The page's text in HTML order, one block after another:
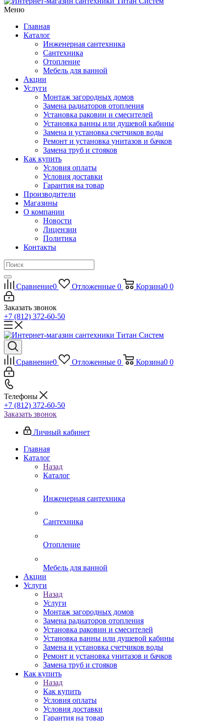
Меню
Главная
Каталог
Инженерная сантехника
Сантехника
Отопление
Мебель для ванной
Акции
Услуги
Монтаж загородных домов
Замена радиаторов отопления
Установка раковин и смесителей
Установка ванны или душевой кабины
Замена и установка счетчиков воды
Ремонт и установка унитазов и бачков
Замена труб и стояков
Как купить
Условия оплаты
Условия доставки
Гарантия на товар
Производители
Магазины
О компании
Новости
Лицензии
Политика
Контакты
Сравнение0 Отложенные 0 Корзина0 0
Заказать звонок
+7 (812) 372-60-50
Сравнение0 Отложенные 0 Корзина0 0
Телефоны
+7 (812) 372-60-50
Заказать звонок
Личный кабинет
Главная
Каталог
Назад
Каталог
Инженерная сантехника
Сантехника
Отопление
Мебель для ванной
Акции
Услуги
Назад
Услуги
Монтаж загородных домов
Замена радиаторов отопления
Установка раковин и смесителей
Установка ванны или душевой кабины
Замена и установка счетчиков воды
Ремонт и установка унитазов и бачков
Замена труб и стояков
Как купить
Назад
Как купить
Условия оплаты
Условия доставки
Гарантия на товар